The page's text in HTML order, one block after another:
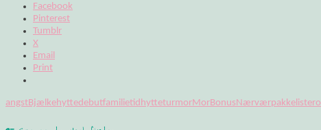
Facebook
Pinterest
Tumblr
X
Email
Print
angstBjælkehyttedebutfamilietid hytteturmorMorBonusNærværpakkelistero